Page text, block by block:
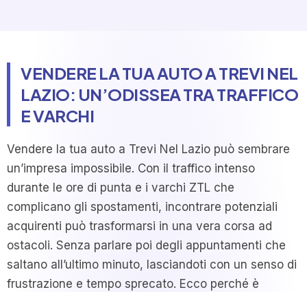
VENDERE LA TUA AUTO A TREVI NEL
LAZIO: UN’ODISSEA TRA TRAFFICO
E VARCHI
Vendere la tua auto a Trevi Nel Lazio può sembrare
un’impresa impossibile. Con il traffico intenso
durante le ore di punta e i varchi ZTL che
complicano gli spostamenti, incontrare potenziali
acquirenti può trasformarsi in una vera corsa ad
ostacoli. Senza parlare poi degli appuntamenti che
saltano all’ultimo minuto, lasciandoti con un senso di
frustrazione e tempo sprecato. Ecco perché è